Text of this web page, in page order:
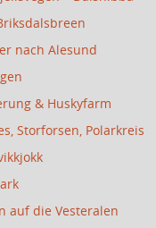
nach Alesund
& Huskyfarm
Storforsen, Polarkreis
auf die Vesteralen